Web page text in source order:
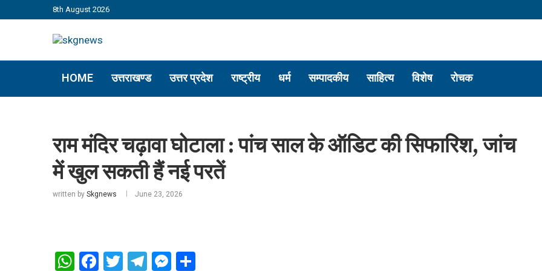
8th August 2026
HOME उत्तराखण्ड उत्तर प्रदेश राष्ट्रीय धर्म सम्पादकीय साहित्य विशेष रोचक
राम मंदिर चढ़ावा घोटाला : पांच साल के ऑडिट की सिफारिश, जांच
में खुल सकती हैं नई परतें
written by Skgnews June 23, 2026
WhatsApp
Facebook
Twitter
Telegram
Messenger